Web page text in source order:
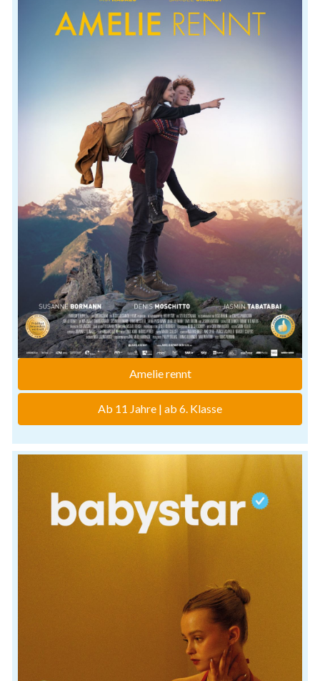
Amelie rennt
Ab 11 Jahre | ab 6. Klasse